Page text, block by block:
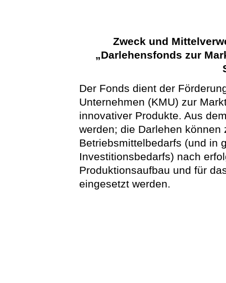
Zweck und
„Darlehensfonds zur
Der Fonds dient der
Unternehmen (KMU) zur
innovativer Produkte. Aus
werden; die Darlehen können
Betriebsmittelbedarfs (und in
Investitionsbedarfs) nach
Produktionsaufbau und für
eingesetzt werden.